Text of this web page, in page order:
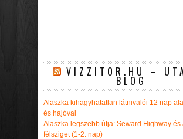
VIZZITOR.HU –
BLOG
Alaszka kihagyhatatlan látnivalói 12 nap
és hajóval
Alaszka legszebb útja: Seward Highway és
félsziget (1-2. nap)